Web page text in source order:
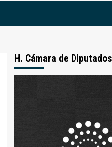
H. Cámara de Diputados